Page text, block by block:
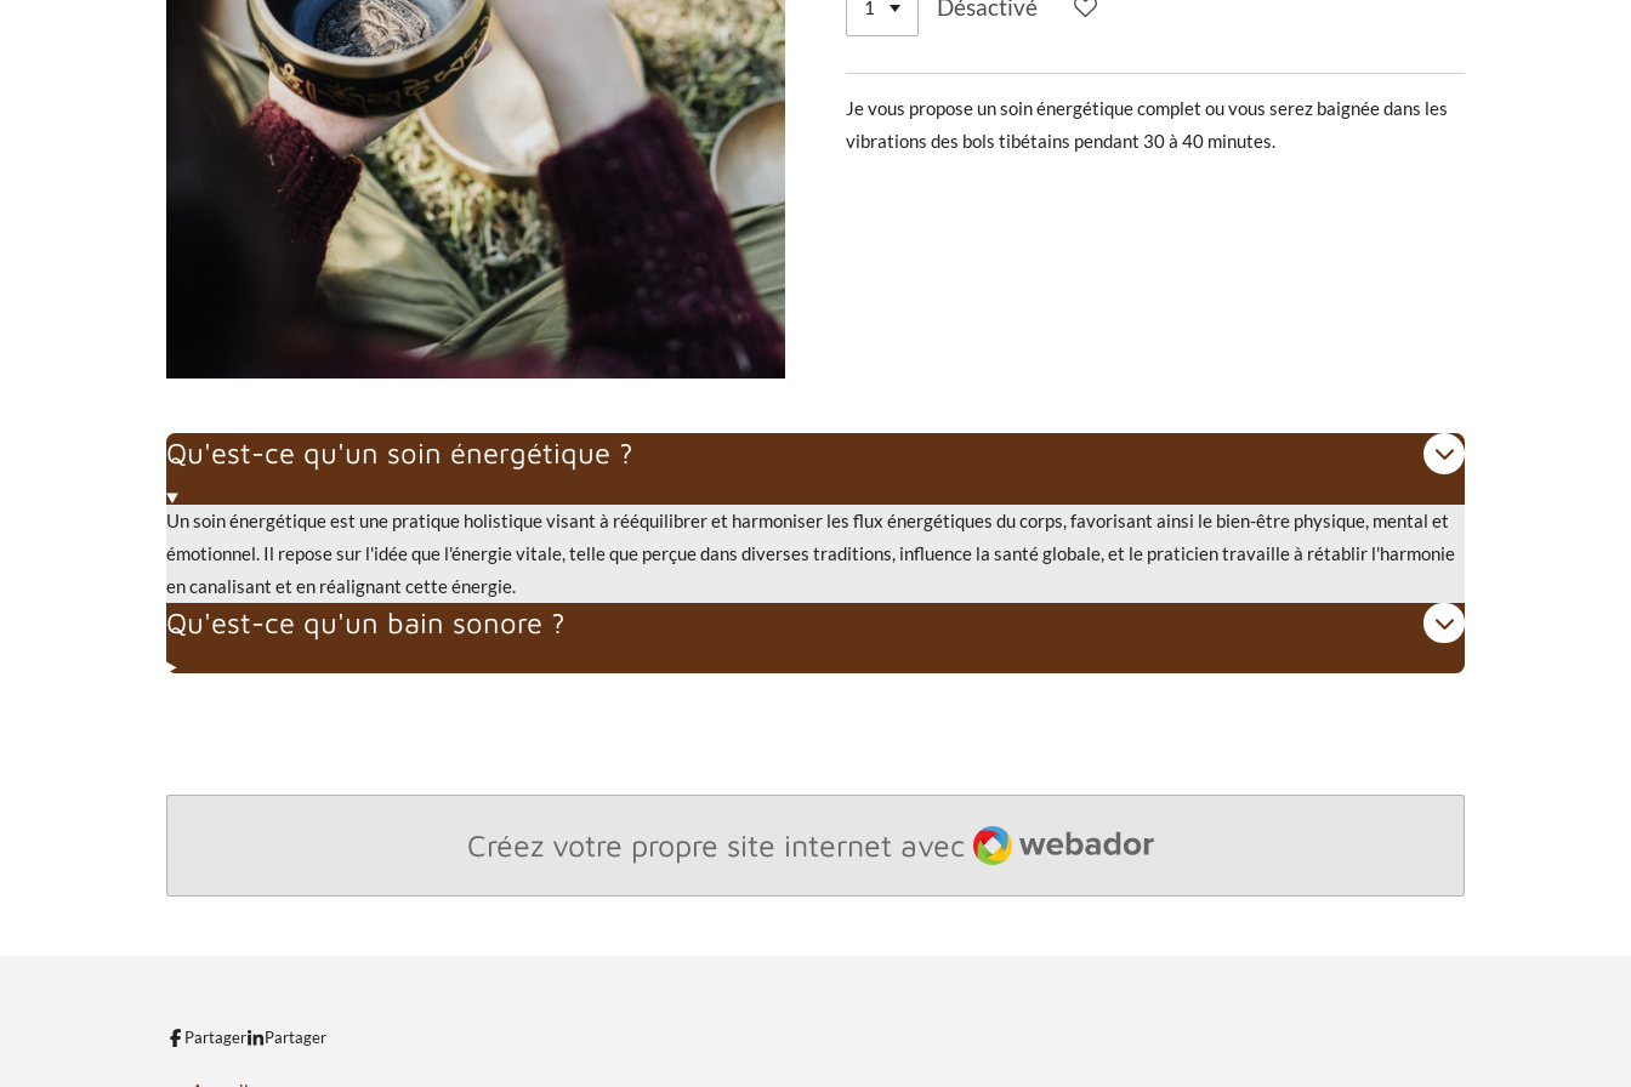
Désactivé
Je vous propose un soin énergétique complet ou vous serez baignée dans les
vibrations des bols tibétains pendant 30 à 40 minutes.
Qu'est-ce qu'un soin énergétique ?
Un soin énergétique est une pratique holistique visant à rééquilibrer et harmoniser les flux énergétiques du corps, favorisant ainsi le bien-être physique, mental et
émotionnel. Il repose sur l'idée que l'énergie vitale, telle que perçue dans diverses traditions, influence la santé globale, et le praticien travaille à rétablir l'harmonie
en canalisant et en réalignant cette énergie.
Qu'est-ce qu'un bain sonore ?
Créez votre propre site internet avec Webador
Partager Partager